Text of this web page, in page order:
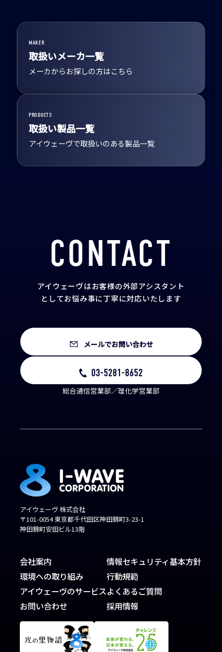
MAKER
取扱いメーカ一覧
メーカからお探しの方はこちら
PRODUCTS
取扱い製品一覧
アイウェーヴで取扱いのある製品一覧
CONTACT
アイウェーヴはお客様の外部アシスタント
としてお悩み事に丁寧に対応いたします
メールでお問い合わせ
03-5281-8652
総合通信営業部／理化学営業部
アイウェーヴ 株式会社
〒101-0054 東京都千代田区神田錦町3-23-1
神田錦町安田ビル13階
会社案内
環境への取り組み
アイウェーヴのサービス
お問い合わせ
情報セキュリティ基本方針
行動規範
よくあるご質問
採用情報